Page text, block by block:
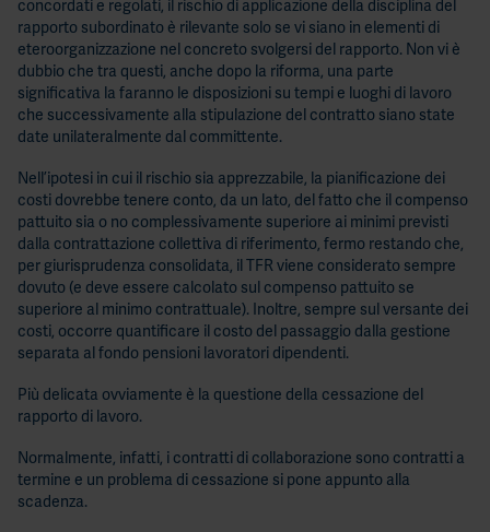
concordati e regolati, il rischio di applicazione della disciplina del
rapporto subordinato è rilevante solo se vi siano in elementi di
eteroorganizzazione nel concreto svolgersi del rapporto. Non vi è
dubbio che tra questi, anche dopo la riforma, una parte
significativa la faranno le disposizioni su tempi e luoghi di lavoro
che successivamente alla stipulazione del contratto siano state
date unilateralmente dal committente.
Nell’ipotesi in cui il rischio sia apprezzabile, la pianificazione dei
costi dovrebbe tenere conto, da un lato, del fatto che il compenso
pattuito sia o no complessivamente superiore ai minimi previsti
dalla contrattazione collettiva di riferimento, fermo restando che,
per giurisprudenza consolidata, il TFR viene considerato sempre
dovuto (e deve essere calcolato sul compenso pattuito se
superiore al minimo contrattuale). Inoltre, sempre sul versante dei
costi, occorre quantificare il costo del passaggio dalla gestione
separata al fondo pensioni lavoratori dipendenti.
Più delicata ovviamente è la questione della cessazione del
rapporto di lavoro.
Normalmente, infatti, i contratti di collaborazione sono contratti a
termine e un problema di cessazione si pone appunto alla
scadenza.